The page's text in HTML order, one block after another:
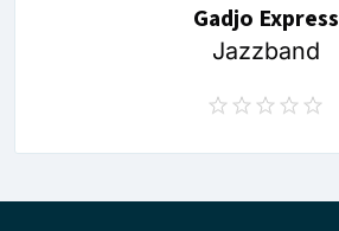
Gadjo Express
Jazzband